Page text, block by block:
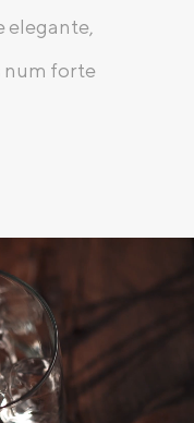
elegante,
num forte